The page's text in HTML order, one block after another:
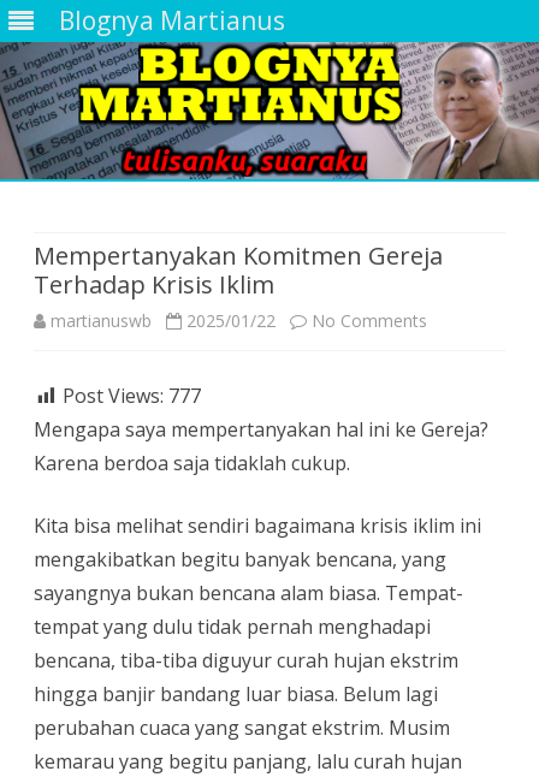
Blognya Martianus
Mempertanyakan Komitmen Gereja
Terhadap Krisis Iklim
martianuswb 2025/01/22 No Comments
Gereja
Krisis
Iklim
Post Views: 777
Mengapa saya mempertanyakan hal ini ke Gereja?
Karena berdoa saja tidaklah cukup.
Kita bisa melihat sendiri bagaimana krisis iklim ini
mengakibatkan begitu banyak bencana, yang
sayangnya bukan bencana alam biasa. Tempat-
tempat yang dulu tidak pernah menghadapi
bencana, tiba-tiba diguyur curah hujan ekstrim
hingga banjir bandang luar biasa. Belum lagi
perubahan cuaca yang sangat ekstrim. Musim
kemarau yang begitu panjang, lalu curah hujan